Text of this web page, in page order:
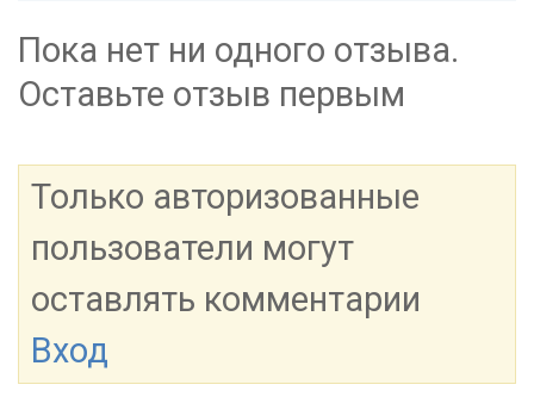
Пока нет ни одного отзыва.
Оставьте отзыв первым
Только авторизованные
пользователи могут
оставлять комментарии
Вход